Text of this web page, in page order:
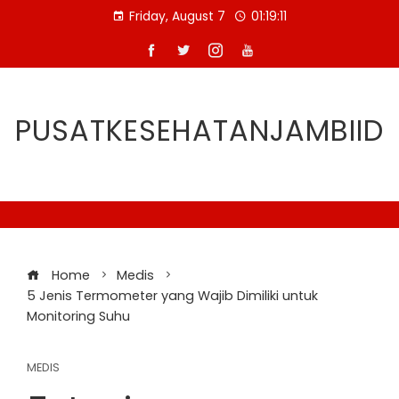
Friday, August 7 01:19:12
PUSATKESEHATANJAMBIID
Home
Medis
5 Jenis Termometer yang Wajib Dimiliki untuk
Monitoring Suhu
MEDIS